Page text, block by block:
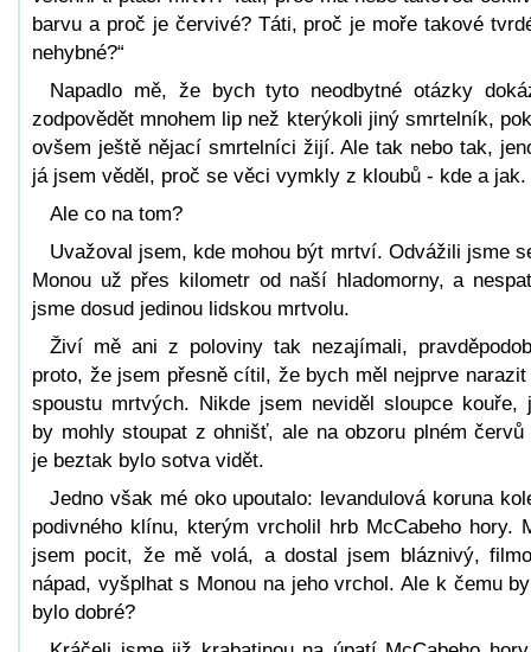
barvu a proč je červivé? Táti, proč je moře takové
nehybné?“
Napadlo mě, že bych tyto neodbytné otázky
zodpovědět mnohem lip než kterýkoli jiný smrtelník,
ovšem ještě nějací smrtelníci žijí. Ale tak nebo tak,
já jsem věděl, proč se věci vymkly z kloubů - kde a jak.
Ale co na tom?
Uvažoval jsem, kde mohou být mrtví. Odvážili jsme
Monou už přes kilometr od naší hladomorny, a
jsme dosud jedinou lidskou mrtvolu.
Živí mě ani z poloviny tak nezajímali,
proto, že jsem přesně cítil, že bych měl nejprve narazit
spoustu mrtvých. Nikde jsem neviděl sloupce kouře,
by mohly stoupat z ohnišť, ale na obzoru plném červů
je beztak bylo sotva vidět.
Jedno však mé oko upoutalo: levandulová koruna
podivného klínu, kterým vrcholil hrb McCabeho hory.
jsem pocit, že mě volá, a dostal jsem bláznivý,
nápad, vyšplhat s Monou na jeho vrchol. Ale k čemu
bylo dobré?